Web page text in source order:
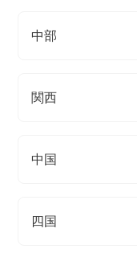
中部
関西
中国
四国